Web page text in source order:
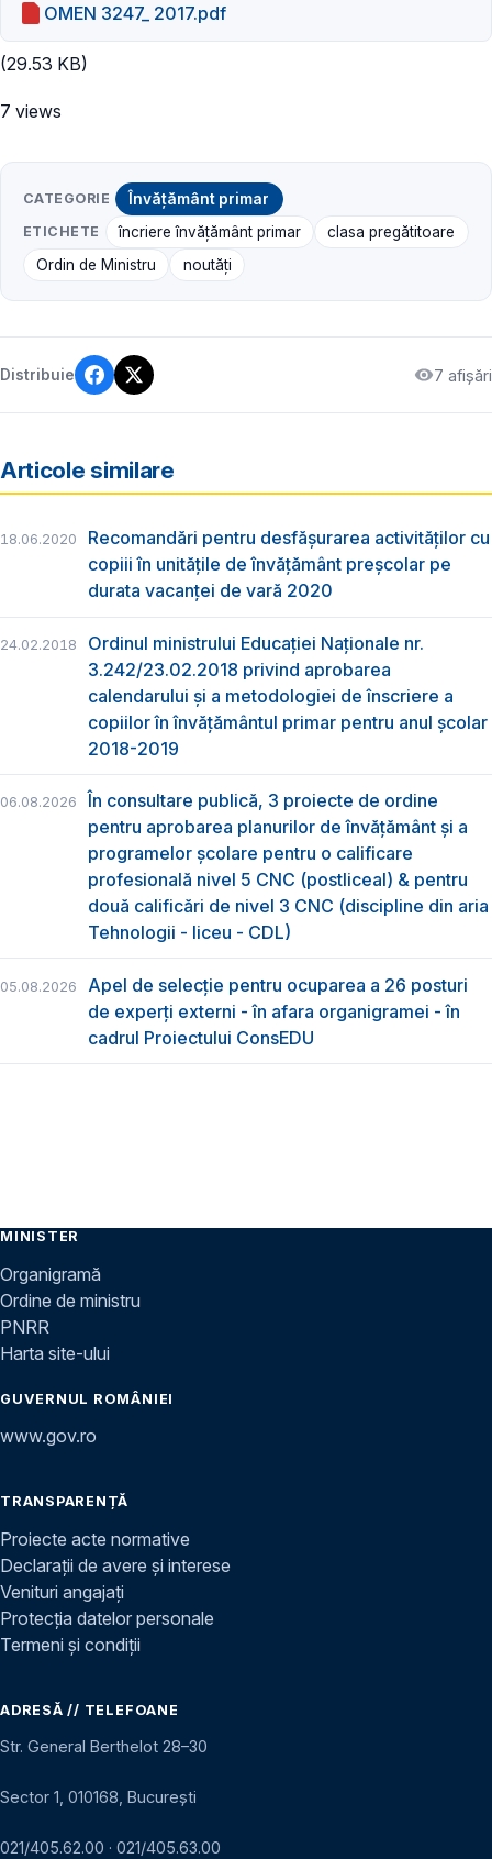
OMEN 3247_ 2017.pdf
(29.53 KB)
7 views
CATEGORIE Învățământ primar
ETICHETE încriere învățământ primar
clasa pregătitoare
Ordin de Ministru
noutăți
Distribuie 7 afișări
Articole similare
18.06.2020
Recomandări pentru desfășurarea activităților cu
copiii în unitățile de învățământ preșcolar pe
durata vacanței de vară 2020
24.02.2018
Ordinul ministrului Educației Naționale nr.
3.242/23.02.2018 privind aprobarea
calendarului și a metodologiei de înscriere a
copiilor în învățământul primar pentru anul școlar
2018-2019
06.08.2026
În consultare publică, 3 proiecte de ordine
pentru aprobarea planurilor de învățământ și a
programelor școlare pentru o calificare
profesională nivel 5 CNC (postliceal) & pentru
două calificări de nivel 3 CNC (discipline din aria
Tehnologii - liceu - CDL)
05.08.2026
Apel de selecție pentru ocuparea a 26 posturi
de experți externi - în afara organigramei - în
cadrul Proiectului ConsEDU
MINISTER
Organigramă
Ordine de ministru
PNRR
Harta site-ului
GUVERNUL ROMÂNIEI
www.gov.ro
TRANSPARENȚĂ
Proiecte acte normative
Declarații de avere și interese
Venituri angajați
Protecția datelor personale
Termeni și condiții
ADRESĂ // TELEFOANE
Str. General Berthelot 28–30
Sector 1, 010168, București
021/405.62.00 · 021/405.63.00